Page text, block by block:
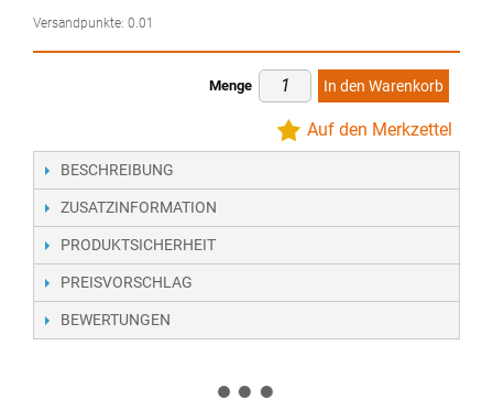
Versandpunkte: 0.01
Menge In den Warenkorb
Auf den Merkzettel
BESCHREIBUNG
ZUSATZINFORMATION
PRODUKTSICHERHEIT
PREISVORSCHLAG
BEWERTUNGEN